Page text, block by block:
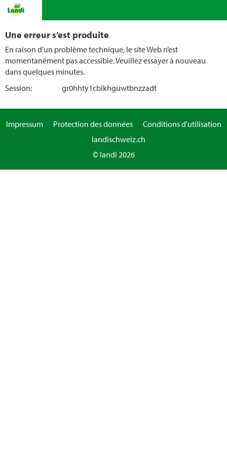
Une erreur s’est produite
En raison d’un problème technique, le site Web n’est
momentanément pas accessible. Veuillez essayer à nouveau
dans quelques minutes.
Session:
gr0hhty1cblkhguwtbnzzadt
Impressum Protection des données
Conditions d'utilisation
landischweiz.ch
© landi 2026